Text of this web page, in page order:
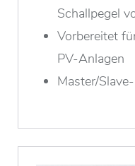
Schallpegel
Vorbereitet
PV-Anlagen
Master/